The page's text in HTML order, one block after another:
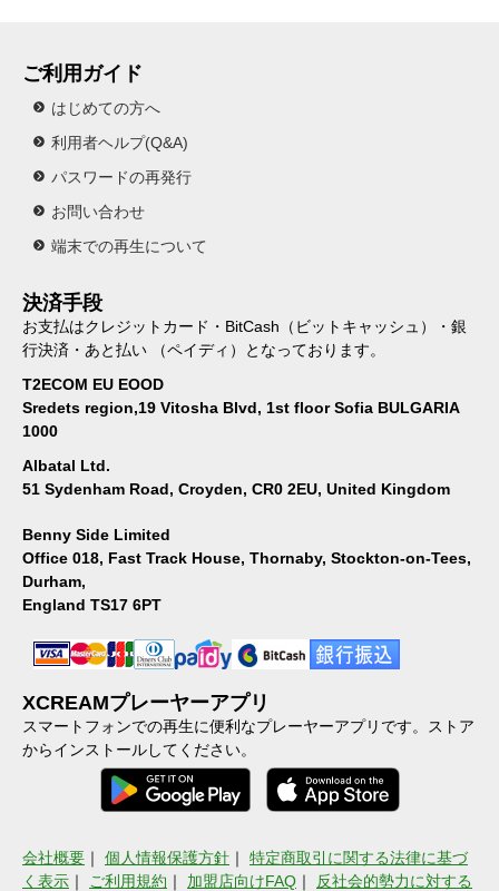
ご利用ガイド
はじめての方へ
利用者ヘルプ(Q&A)
パスワードの再発行
お問い合わせ
端末での再生について
決済手段
お支払はクレジットカード・BitCash（ビットキャッシュ）・銀
行決済・あと払い （ペイディ）となっております。
T2ECOM EU EOOD
Sredets region,19 Vitosha Blvd, 1st floor Sofia BULGARIA
1000
Albatal Ltd.
51 Sydenham Road, Croyden, CR0 2EU, United Kingdom
Benny Side Limited
Office 018, Fast Track House, Thornaby, Stockton-on-Tees,
Durham,
England TS17 6PT
XCREAMプレーヤーアプリ
スマートフォンでの再生に便利なプレーヤーアプリです。ストア
からインストールしてください。
会社概要 ｜ 個人情報保護方針 ｜ 特定商取引に関する法律に基づ
く表示 ｜ ご利用規約 ｜ 加盟店向けFAQ ｜ 反社会的勢力に対する